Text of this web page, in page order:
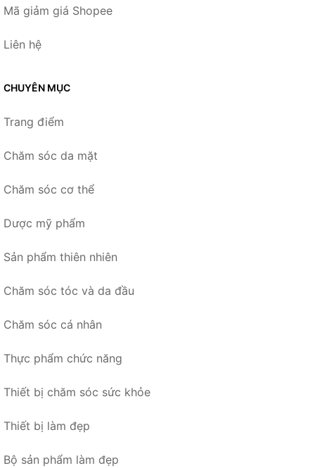
Mã giảm giá Shopee
Liên hệ
CHUYÊN MỤC
Trang điểm
Chăm sóc da mặt
Chăm sóc cơ thể
Dược mỹ phẩm
Sản phẩm thiên nhiên
Chăm sóc tóc và da đầu
Chăm sóc cá nhân
Thực phẩm chức năng
Thiết bị chăm sóc sức khỏe
Thiết bị làm đẹp
Bộ sản phẩm làm đẹp